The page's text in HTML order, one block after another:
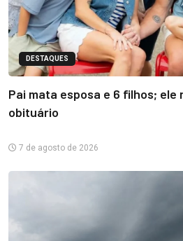
DESTAQUES
Pai mata esposa e 6 filhos;
obituário
7 de agosto de 2026